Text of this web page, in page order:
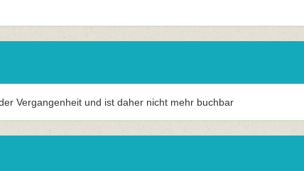
Vergangenheit und ist daher nicht mehr buchbar